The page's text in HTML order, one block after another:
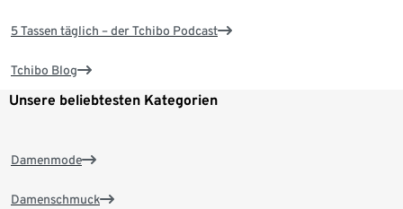
5 Tassen täglich – der Tchibo Podcast
Tchibo Blog
Unsere beliebtesten Kategorien
Damenmode
Damenschmuck